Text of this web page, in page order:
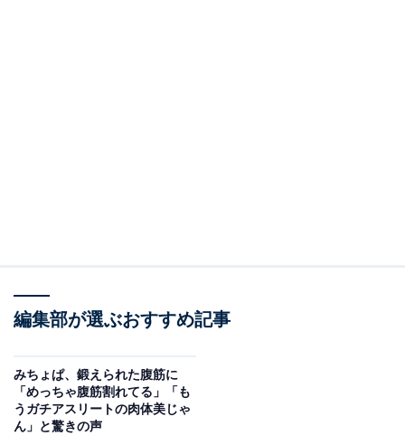
編集部が選ぶおすすめ記事
みちょぱ、鍛えられた腹筋に
「めっちゃ腹筋割れてる」「も
うガチアスリートの肉体美じゃ
ん」と驚きの声